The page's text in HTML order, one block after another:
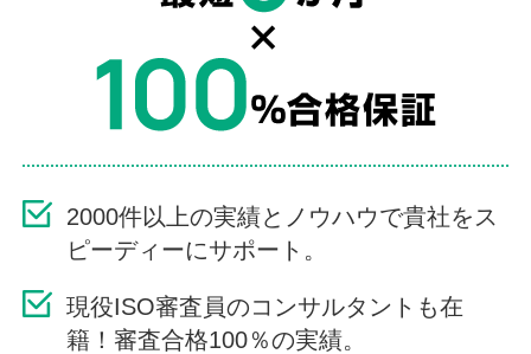
2000件以上の実績とノウハウで貴社をス
ピーディーにサポート。
現役ISO審査員のコンサルタントも在
籍！審査合格100％の実績。